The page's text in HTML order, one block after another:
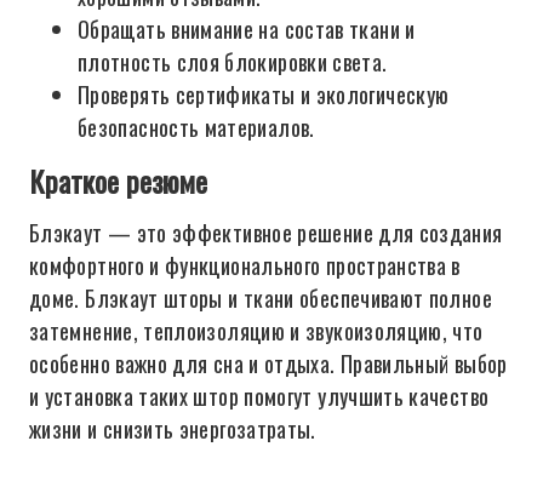
Обращать внимание на состав ткани и
плотность слоя блокировки света.
Проверять сертификаты и экологическую
безопасность материалов.
Краткое резюме
Блэкаут — это эффективное решение для создания
комфортного и функционального пространства в
доме. Блэкаут шторы и ткани обеспечивают полное
затемнение, теплоизоляцию и звукоизоляцию, что
особенно важно для сна и отдыха. Правильный выбор
и установка таких штор помогут улучшить качество
жизни и снизить энергозатраты.